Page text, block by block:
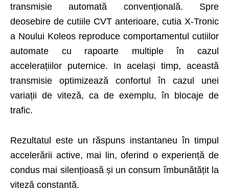
transmisie automată convențională. Spre
deosebire de cutiile CVT anterioare, cutia X-Tronic
a Noului Koleos reproduce comportamentul cutiilor
automate cu rapoarte multiple în cazul
accelerațiilor puternice. In același timp, această
transmisie optimizează confortul în cazul unei
variații de viteză, ca de exemplu, în blocaje de
trafic.
Rezultatul este un răspuns instantaneu în timpul
accelerării active, mai lin, oferind o experiență de
condus mai silențioasă și un consum îmbunătățit la
viteză constantă.